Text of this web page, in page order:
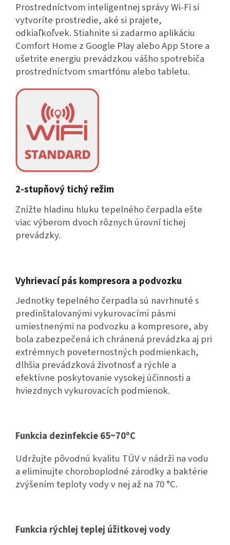
Prostredníctvom inteligentnej správy Wi-Fi si
vytvoríte prostredie, aké si prajete,
odkiaľkoľvek. Stiahnite si zadarmo aplikáciu
Comfort Home z Google Play alebo App Store a
ušetrite energiu prevádzkou vášho spotrebiča
prostredníctvom smartfónu alebo tabletu.
2-stupňový tichý režim
Znížte hladinu hluku tepelného čerpadla ešte
viac výberom dvoch rôznych úrovní tichej
prevádzky.
Vyhrievací pás kompresora a podvozku
Jednotky tepelného čerpadla sú navrhnuté s
predinštalovanými vykurovacími pásmi
umiestnenými na podvozku a kompresore, aby
bola zabezpečená ich chránená prevádzka aj pri
extrémnych poveternostných podmienkach,
dlhšia prevádzková životnosť a rýchle a
efektívne poskytovanie vysokej účinnosti a
hviezdnych vykurovacích podmienok.
Funkcia dezinfekcie 65~70⁰C
Udržujte pôvodnú kvalitu TÚV v nádrži na vodu
a eliminujte choroboplodné zárodky a baktérie
zvýšením teploty vody v nej až na 70 °C.
Funkcia rýchlej teplej úžitkovej vody